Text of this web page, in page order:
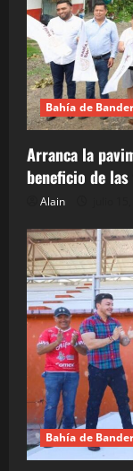
Bahía de
Arranca la
beneficio de
Alain
Bahía de